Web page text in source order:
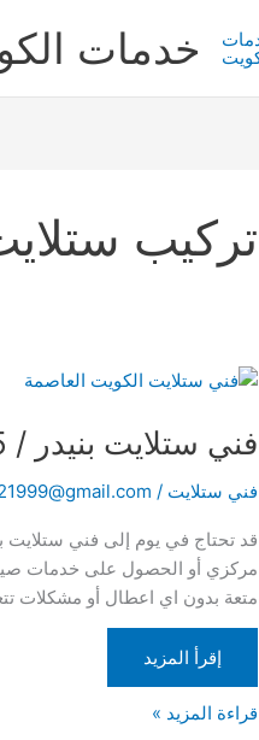
خدمات
تركيب
فني ستلايت بنيدر / 69922265 / تركيب ستلايت أبو الخيران
فني ستلايت /
مركزي أو الحصول على خدمات
متعة بدون اي اعطال أو مشكلات
إقرأ المزيد
فني
بنيدر
69922265
تركيب
ستلايت
أبو
قراءة المزيد »